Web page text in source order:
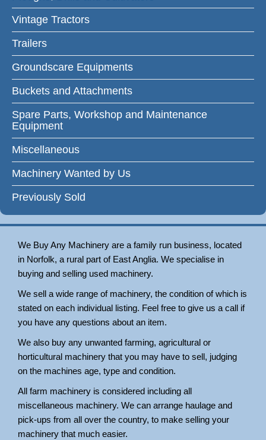
Vintage Tractors
Trailers
Groundscare Equipments
Buckets and Attachments
Spare Parts, Workshop and Maintenance
Equipment
Miscellaneous
Machinery Wanted by Us
Previously Sold
We Buy Any Machinery are a family run business, located
in Norfolk, a rural part of East Anglia. We specialise in
buying and selling used machinery.
We sell a wide range of machinery, the condition of which is
stated on each individual listing. Feel free to give us a call if
you have any questions about an item.
We also buy any unwanted farming, agricultural or
horticultural machinery that you may have to sell, judging
on the machines age, type and condition.
All farm machinery is considered including all
miscellaneous machinery. We can arrange haulage and
pick-ups from all over the country, to make selling your
machinery that much easier.